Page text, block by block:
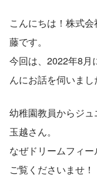
こんにちは！株式
藤です。
今回は、2022年8月
んにお話を伺いまし
幼稚園教員からジ
玉越さん。
なぜドリームフィ
ご覧くださいませ！